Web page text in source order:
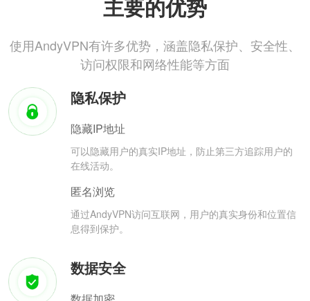
主要的优势
使用AndyVPN有许多优势，涵盖隐私保护、安全性、
访问权限和网络性能等方面
隐私保护
隐藏IP地址
可以隐藏用户的真实IP地址，防止第三方追踪用户的
在线活动。
匿名浏览
通过AndyVPN访问互联网，用户的真实身份和位置信
息得到保护。
数据安全